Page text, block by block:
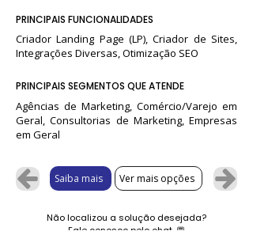
PRINCIPAIS FUNCIONALIDADES
Criador Landing Page (LP), Criador de Sites,
Integrações Diversas, Otimização SEO
PRINCIPAIS SEGMENTOS QUE ATENDE
Agências de Marketing, Comércio/Varejo em
Geral, Consultorias de Marketing, Empresas
em Geral
Saiba mais Ver mais opções
Não localizou a solução desejada?
Fale conosco pelo chat. 💬